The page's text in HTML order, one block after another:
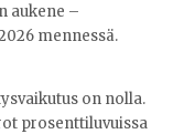
aukene –
mennessä.
on nolla.
prosenttiluvuissa